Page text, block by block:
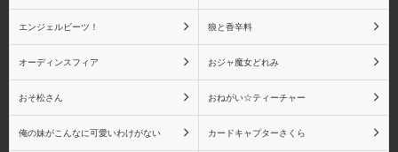
エンジェルビーツ！ 狼と香辛料
オーディンスフィア おジャ魔女どれみ
おそ松さん おねがい☆ティーチャー
俺の妹がこんなに可愛いわけがない カードキャプターさくら